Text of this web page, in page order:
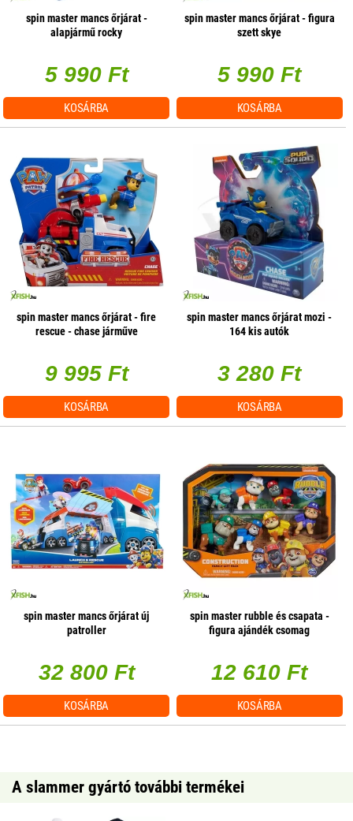
spin master mancs őrjárat -
alapjármű rocky
5 990 Ft
KOSÁRBA
spin master mancs őrjárat - figura
szett skye
5 990 Ft
KOSÁRBA
spin master mancs őrjárat - fire
rescue - chase járműve
9 995 Ft
KOSÁRBA
spin master mancs őrjárat mozi -
164 kis autók
3 280 Ft
KOSÁRBA
spin master mancs őrjárat új
patroller
32 800 Ft
KOSÁRBA
spin master rubble és csapata -
figura ajándék csomag
12 610 Ft
KOSÁRBA
A slammer gyártó további termékei